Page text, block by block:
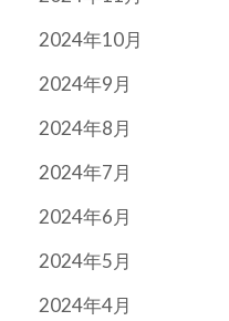
2024年10月
2024年9月
2024年8月
2024年7月
2024年6月
2024年5月
2024年4月